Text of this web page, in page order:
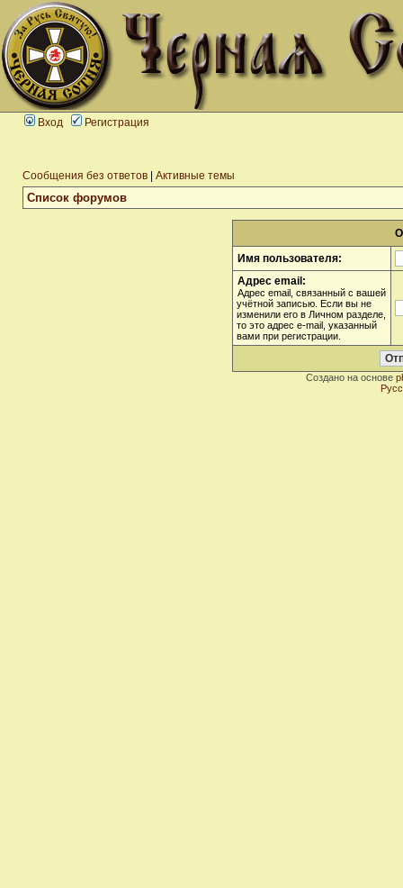
Вход Регистрация
Сообщения без ответов Активные темы
Список форумов
Имя пользователя:
Адрес email:
Адрес email, связанный с вашей
учётной записью. Если вы не
изменили его в Личном разделе,
то это адрес e-mail, указанный
вами при регистрации.
Создано на основе